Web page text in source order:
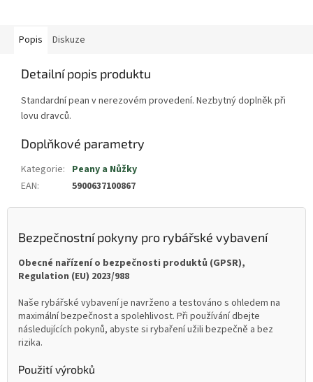
Popis Diskuze
Detailní popis produktu
Standardní pean v nerezovém provedení. Nezbytný doplněk při
lovu dravců.
Doplňkové parametry
Kategorie: Peany a Nůžky
EAN: 5900637100867
Bezpečnostní pokyny pro rybářské vybavení
Obecné nařízení o bezpečnosti produktů (GPSR),
Regulation (EU) 2023/988
Naše rybářské vybavení je navrženo a testováno s ohledem na
maximální bezpečnost a spolehlivost. Při používání dbejte
následujících pokynů, abyste si rybaření užili bezpečně a bez
rizika.
Použití výrobků